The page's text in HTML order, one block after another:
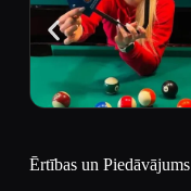
Ērtības un Piedāvājums